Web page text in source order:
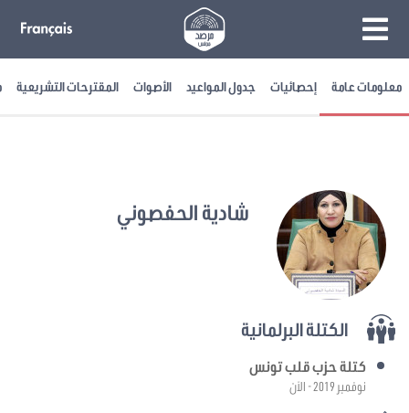
معلومات عامة إحصائيات جدول المواعيد الأصوات المقترحات التشريعية
شادية الحفصوني
الكتلة البرلمانية
كتلة حزب قلب تونس
نوفمبر 2019 - الآن